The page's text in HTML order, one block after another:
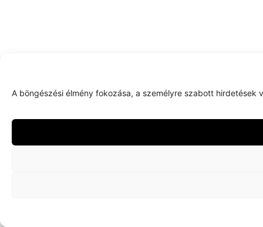
A böngészési élmény fokozása, a személyre szabott